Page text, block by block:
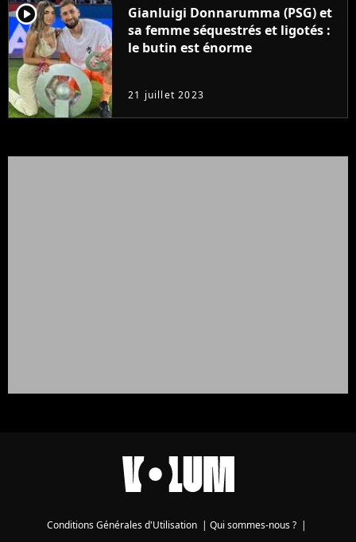
player2
Gianluigi Donnarumma (PSG) et
sa femme séquestrés et ligotés :
le butin est énorme
21 juillet 2023
Conditions Générales d'Utilisation | Qui sommes-nous ? |